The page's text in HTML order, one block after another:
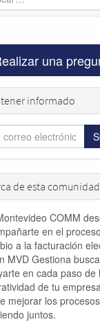
una
informado
de esta comunidad
COMM
en el
a la facturación
MVD Gestiona
en cada paso de
de tu
mejorar los
juntos.